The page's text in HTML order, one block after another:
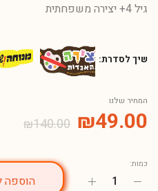
גיל 4+ יצירה משפחתית
שיך לסדרת:
המחיר שלנו
₪140.00 ₪49.00
כמות:
הוספה